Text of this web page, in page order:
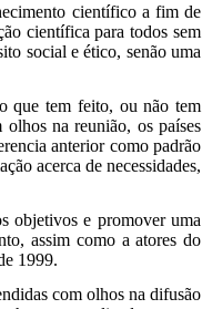
científico a fim de
científica para todos sem
social e ético, senão uma
que tem feito, ou não tem
na reunião, os países
anterior como padrão
acerca de necessidades,
objetivos e promover uma
assim como a atores do
1999.
com olhos na difusão